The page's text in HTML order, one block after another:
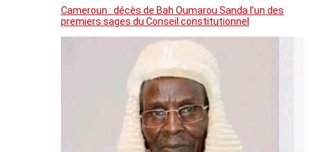
Cameroun : décès de Bah Oumarou Sanda l’un des
premiers sages du Conseil constitutionnel